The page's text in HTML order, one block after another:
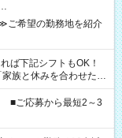
ご希望の勤務地を紹介
」 「できれば残業はし
ワーク希望
間と、もう1つのお仕事
合は応募できません。
■ご応募から最短2～3